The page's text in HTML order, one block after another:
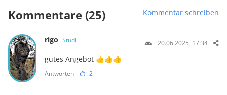
Kommentare (25) Kommentar schreiben
rigo Studi 20.06.2025, 17:34
gutes Angebot 👍👍👍
Antworten 2